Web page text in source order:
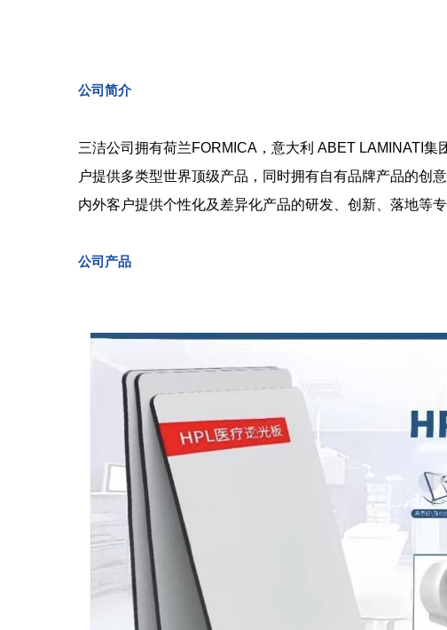
公司简介
三洁公司拥有荷兰FORMICA，意大利 ABET LAMINATI
户提供多类型世界顶级产品，同时拥有自有品牌产品的创
内外客户提供个性化及差异化产品的研发、创新、落地等专
公司产品